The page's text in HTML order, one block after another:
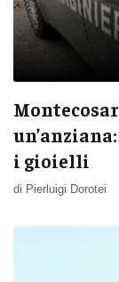
i gioielli
di Pierluigi Dorotei